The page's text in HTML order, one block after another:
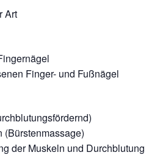
Art
Finger- und Fußnägel
(Bürstenmassage)
der Muskeln und Durchblutung